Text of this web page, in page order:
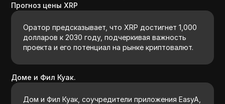
Прогноз цены XRP
Оратор предсказывает, что XRP достигнет 1,000
долларов к 2030 году, подчеркивая важность
проекта и его потенциал на рынке криптовалют.
Доме и Фил Куак.
Дом и Фил Куак, соучредители приложения EasyA,